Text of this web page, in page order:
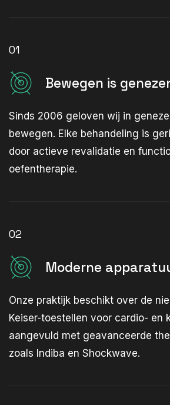
01
Bewegen is
Sinds 2006 geloven wij in
bewegen. Elke behandeling is
door actieve revalidatie en
oefentherapie.
02
Moderne
Onze praktijk beschikt over de
Keiser-toestellen voor cardio- en
aangevuld met geavanceerde
zoals Indiba en Shockwave.